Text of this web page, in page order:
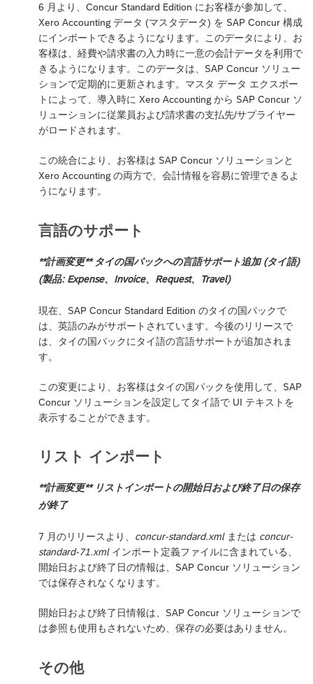
6 月より、Concur Standard Edition にお客様が参加して、
Xero Accounting データ (マスタデータ) を SAP Concur 構成
にインポートできるようになります。このデータにより、お
客様は、経費や請求書の入力時に一意の会計データを利用で
きるようになります。このデータは、SAP Concur ソリュー
ションで定期的に更新されます。マスタ データ エクスポー
トによって、導入時に Xero Accounting から SAP Concur ソ
リューションに従業員および請求書の支払先/サプライヤー
がロードされます。
この統合により、お客様は SAP Concur ソリューションと
Xero Accounting の両方で、会計情報を容易に管理できるよ
うになります。
言語のサポート
**計画変更** タイの国パックへの言語サポート追加 (タイ語)
(製品: Expense、Invoice、Request、Travel)
現在、SAP Concur Standard Edition のタイの国パックで
は、英語のみがサポートされています。今後のリリースで
は、タイの国パックにタイ語の言語サポートが追加されま
す。
この変更により、お客様はタイの国パックを使用して、SAP
Concur ソリューションを設定してタイ語で UI テキストを
表示することができます。
リスト インポート
**計画変更** リストインポートの開始日および終了日の保存
が終了
7 月のリリースより、 concur-standard.xmlまたは concur-
standard-71.xmlインポート定義ファイルに含まれている、
開始日および終了日の情報は、SAP Concur ソリューション
では保存されなくなります。
開始日および終了日情報は、SAP Concur ソリューションで
は参照も使用もされないため、保存の必要はありません。
その他